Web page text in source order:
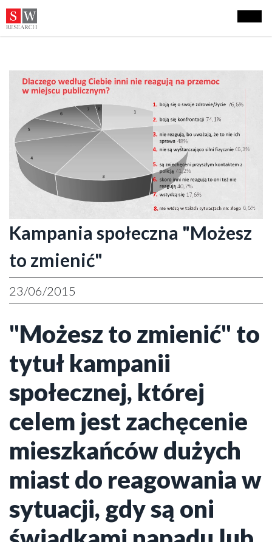
Kampania społeczna "Możesz
to zmienić"
23/06/2015
"Możesz to zmienić" to
tytuł kampanii
społecznej, której
celem jest zachęcenie
mieszkańców dużych
miast do reagowania w
sytuacji, gdy są oni